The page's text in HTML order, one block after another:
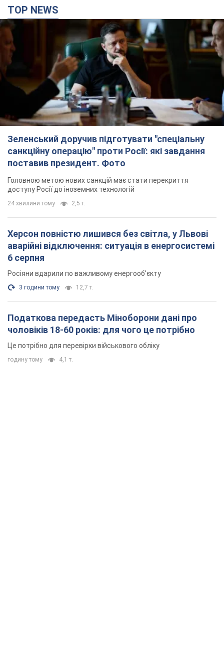
TOP NEWS
Зеленський доручив підготувати "спеціальну
санкційну операцію" проти Росії: які завдання
поставив президент. Фото
Головною метою нових санкцій має стати перекриття
доступу Росії до іноземних технологій
24 хвилини тому 2,5 т.
Херсон повністю лишився без світла, у Львові
аварійні відключення: ситуація в енергосистемі
6 серпня
Росіяни вдарили по важливому енергооб'єкту
3 години тому 12,7 т.
Податкова передасть Міноборони дані про
чоловіків 18-60 років: для чого це потрібно
Це потрібно для перевірки військового обліку
годину тому 4,1 т.